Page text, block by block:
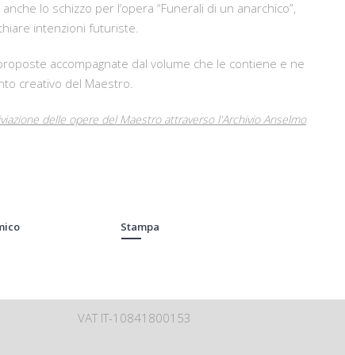
lo schizzo per l’opera “Funerali di un anarchico”,
intenzioni futuriste.
accompagnate dal volume che le contiene e ne
creativo del Maestro.
delle opere del Maestro attraverso l'Archivio Anselmo
Stampa
VAT IT-10841800153